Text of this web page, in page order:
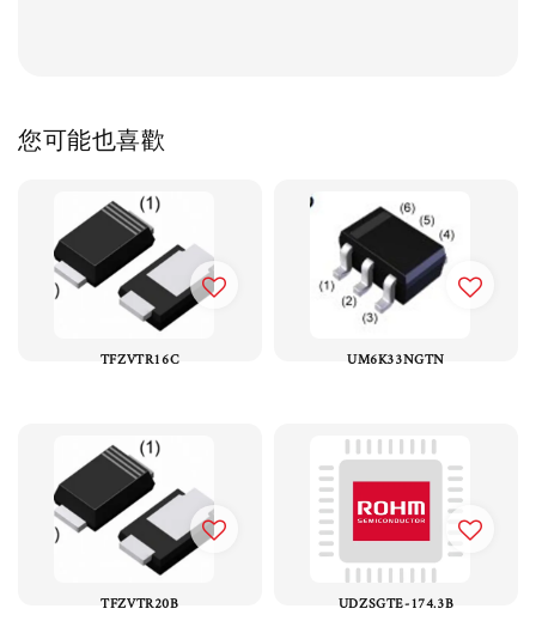
您可能也喜歡
TFZVTR16C UM6K33NGTN
TFZVTR20B UDZSGTE-174.3B